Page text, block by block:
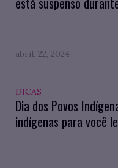
abril. 22, 2024
DICAS
Dia dos Povos
indígenas para você